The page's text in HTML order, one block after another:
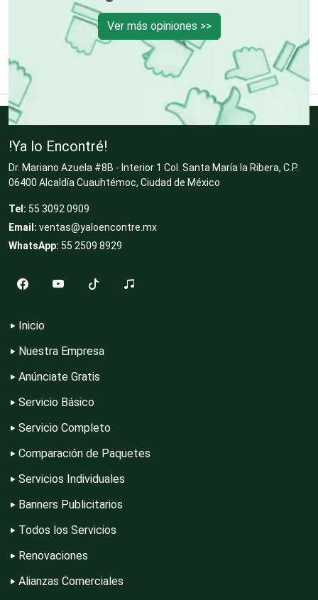
Clínicas y Hospitales
Cocinas Integrales
Compresores de aire
Conferencias Empresariales
Conversiones Automotrices
Ver más opiniones >>
!Ya lo Encontré!
Dr. Mariano Azuela #8B - Interior 1 Col. Santa María la Ribera, C.P.
06400 Alcaldía Cuauhtémoc, Ciudad de México
Tel: 55 3092 0909
Email: ventas@yaloencontre.mx
WhatsApp: 55 2509 8929
Inicio
Nuestra Empresa
Anúnciate Gratis
Servicio Básico
Servicio Completo
Comparación de Paquetes
Servicios Individuales
Banners Publicitarios
Todos los Servicios
Renovaciones
Alianzas Comerciales